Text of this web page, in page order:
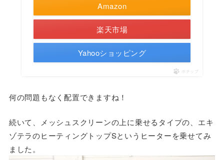
Amazon
楽天市場
Yahooショッピング
ポチップ
何の問題もなく配置できますね！
続いて、メッシュスクリーンの上に乗せるタイプの、エキ
ゾテラのヒーティングトップSというヒーターを乗せてみ
ました。